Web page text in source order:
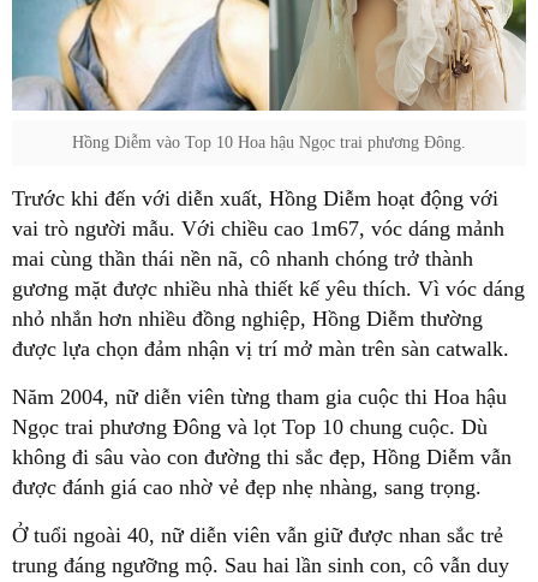
Hồng Diễm vào Top 10 Hoa hậu Ngọc trai phương Đông.
Trước khi đến với diễn xuất, Hồng Diễm hoạt động với
vai trò người mẫu. Với chiều cao 1m67, vóc dáng mảnh
mai cùng thần thái nền nã, cô nhanh chóng trở thành
gương mặt được nhiều nhà thiết kế yêu thích. Vì vóc dáng
nhỏ nhắn hơn nhiều đồng nghiệp, Hồng Diễm thường
được lựa chọn đảm nhận vị trí mở màn trên sàn catwalk.
Năm 2004, nữ diễn viên từng tham gia cuộc thi Hoa hậu
Ngọc trai phương Đông và lọt Top 10 chung cuộc. Dù
không đi sâu vào con đường thi sắc đẹp, Hồng Diễm vẫn
được đánh giá cao nhờ vẻ đẹp nhẹ nhàng, sang trọng.
Ở tuổi ngoài 40, nữ diễn viên vẫn giữ được nhan sắc trẻ
trung đáng ngưỡng mộ. Sau hai lần sinh con, cô vẫn duy